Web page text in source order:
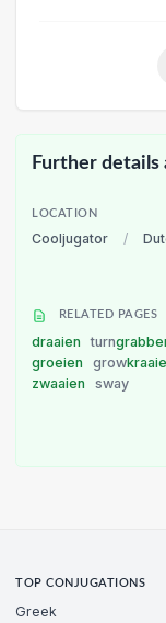
Further details
LOCATION
Cooljugator /
RELATED PAGES
draaien turn
groeien
grow
zwaaien
sway
TOP CONJUGATIONS
Greek